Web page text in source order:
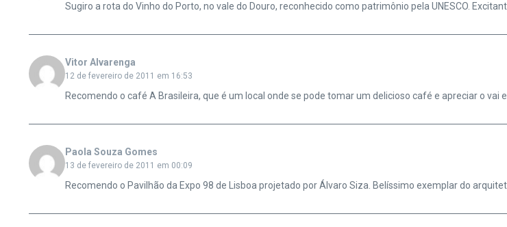
Sugiro a rota do Vinho do Porto, no vale do Douro, reconhecido como patrimônio pela UNESCO.
Vitor Alvarenga
12 de fevereiro de 2011 em 16:53
Recomendo o café A Brasileira, que é um local onde se pode tomar um delicioso café e apreciar o vai
Paola Souza Gomes
13 de fevereiro de 2011 em 00:09
Recomendo o Pavilhão da Expo 98 de Lisboa projetado por Álvaro Siza. Belíssimo exemplar do